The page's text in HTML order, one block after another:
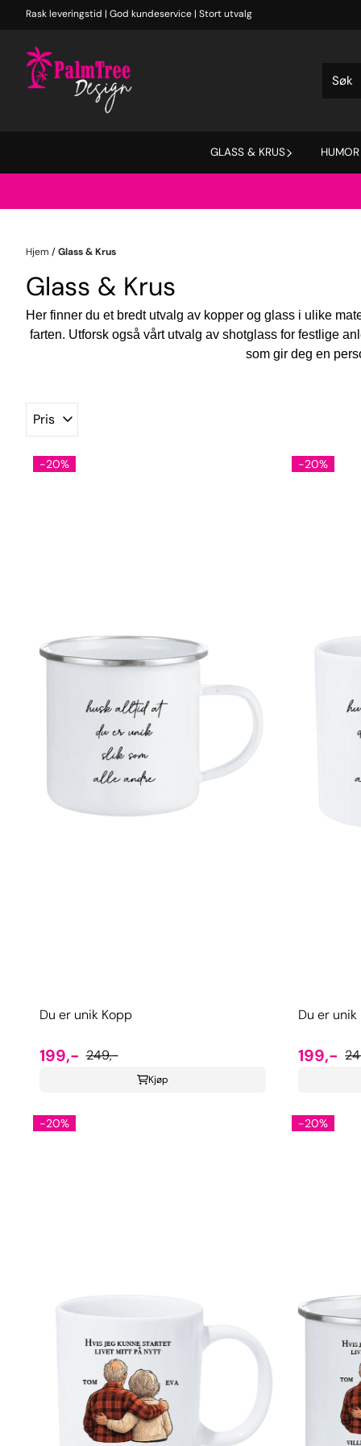
Hopp til innhold
Rask leveringstid | God kundeservice | Stort utvalg
GLASS & KRUS HUMOR
Hjem /Glass & Krus
Glass & Krus
Her finner du et bredt utvalg av kopper og glass i ulike
farten. Utforsk også vårt utvalg av shotglass for festlige
som gir deg en
Pris
-20%
Du er unik Kopp
199,- 249,-
Kjøp
-20%
Du er unik
199,-
-20% -20%